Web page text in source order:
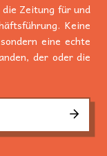
Zeitung für und
Keine
eine echte
der oder die